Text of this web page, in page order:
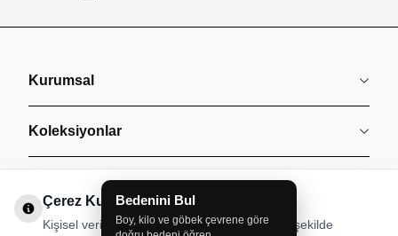
Kurumsal
Koleksiyonlar
Müşteri Hizmetleri
Sözleşmeler
Çerez Kullanımı
Kişisel verileriniz, hizmetlerimizin daha iyi bir şekilde